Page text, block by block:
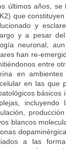
últimos años, se
que
y
y a pesar
neuronal,
han re-
entre
en
en las que
básicos
blancos
a las